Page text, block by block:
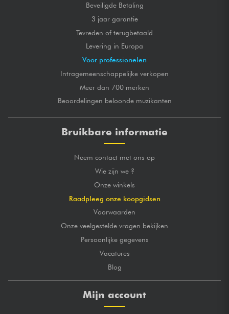
Beveiligde Betaling
3 jaar garantie
Tevreden of terugbetaald
Levering in Europa
Voor professionelen
Intragemeenschappelijke verkopen
Meer dan 700 merken
Beoordelingen beloonde muzikanten
Bruikbare informatie
Neem contact met ons op
Wie zijn we ?
Onze winkels
Raadpleeg onze koopgidsen
Voorwaarden
Onze veelgestelde vragen bekijken
Persoonlijke gegevens
Vacatures
Blog
Mijn account